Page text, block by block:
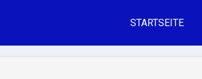
STARTSEITE